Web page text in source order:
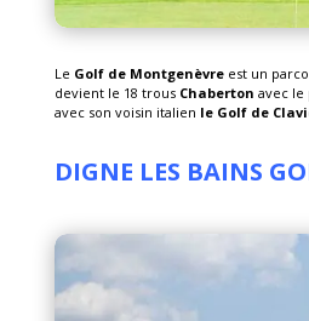
Le Golf de Montgenèvre est un
devient le 18 trous Chaberton avec
avec son voisin italien le Golf de
DIGNE LES BAINS